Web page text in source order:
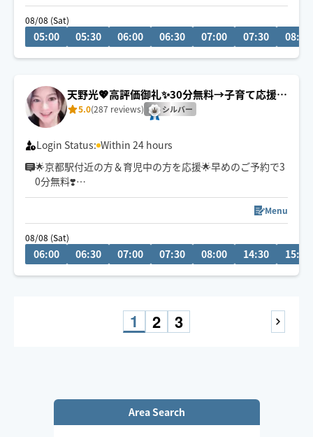
🌟早朝メイン
🌟日中→駅から徒歩15分以内
🌟深夜帯→大阪駅5㌔圏内
08/08 (Sat)
05:00 05:30 06:00 06:30 07:00 07:30 08:00
天野光💖高評価御礼✨30分無料→子育て応援＆
京都駅付近💕
5.0(287 reviews) シルバー
Login Status: Within 24 hours
🌟京都駅付近の方＆育児中の方を応援🌟早めのご予約で3
0分無料❣️
初めまして。指圧と整体とリバースエイジング(若返り)が
得意なエステティシャンです♪有名人も通われる会員制
サロンにスカウトされ、勤めておりました。大阪府個人
ランキング上位実績あり。有名５つ星ホテルのサロン勤
務(60分・22,000円〜)
Menu
08/08 (Sat)
06:00 06:30 07:00 07:30 08:00 14:30 15:00
1 2 3
Area Search